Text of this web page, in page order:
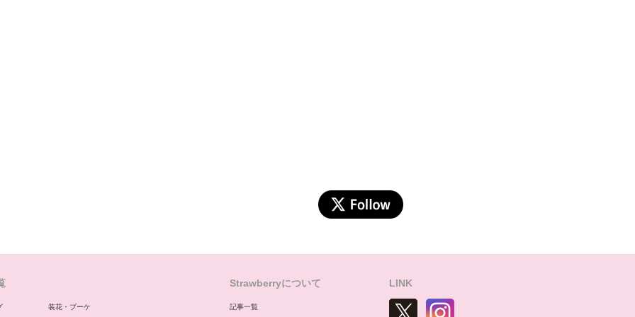
装花・ブーケ
Strawberryについて
記事一覧
LINK